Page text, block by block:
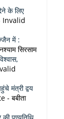
के लिए
Invalid
में :
सिरसाम
मंत्री द्वय
- बबीता